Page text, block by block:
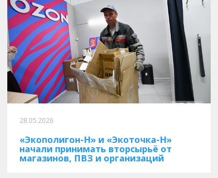
28.05.2026
«Экополигон-Н» и «Экоточка-Н»
начали принимать вторсырьё от
магазинов, ПВЗ и организаций